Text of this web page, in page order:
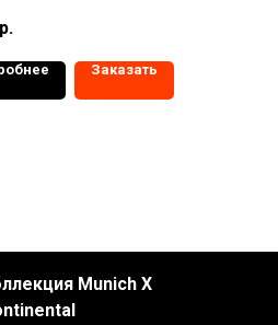
р.
Заказать
Munich X